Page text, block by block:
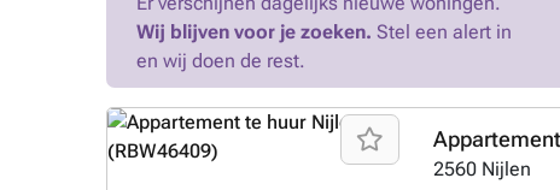
Wij blijven voor je zoeken. Stel een alert in
en wij doen de rest.
2560 Nijlen